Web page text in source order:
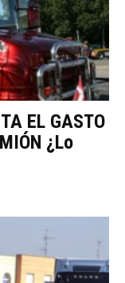
EL GASTO
¿Lo